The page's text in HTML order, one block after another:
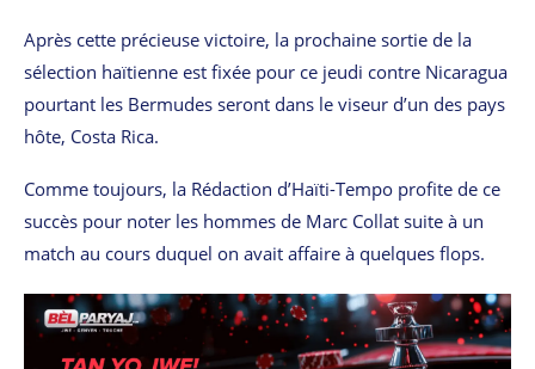
Après cette précieuse victoire, la prochaine sortie de la
sélection haïtienne est fixée pour ce jeudi contre Nicaragua
pourtant les Bermudes seront dans le viseur d’un des pays
hôte, Costa Rica.
Comme toujours, la Rédaction d’Haïti-Tempo profite de ce
succès pour noter les hommes de Marc Collat suite à un
match au cours duquel on avait affaire à quelques flops.